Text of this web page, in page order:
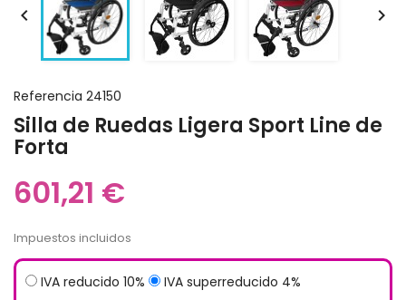
 
Referencia 24150
Silla de Ruedas Ligera Sport Line de
Forta
601,21 €
Impuestos incluidos
IVA reducido 10% IVA superreducido 4%